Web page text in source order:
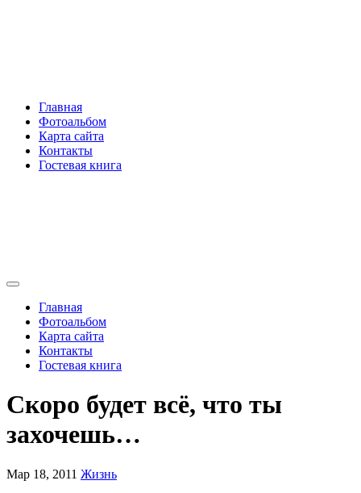
Главная
Фотоальбом
Карта сайта
Контакты
Гостевая книга
Главная
Фотоальбом
Карта сайта
Контакты
Гостевая книга
Скоро будет всё, что ты
захочешь…
Мар 18, 2011 Жизнь